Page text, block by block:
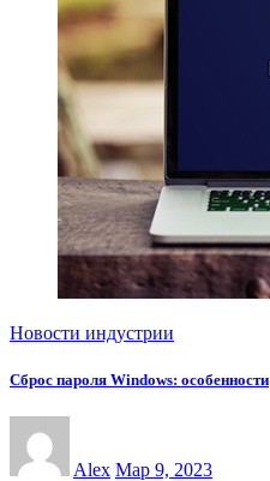
Новости индустрии
Сброс пароля Windows: особенности
Alex Мар 9, 2023